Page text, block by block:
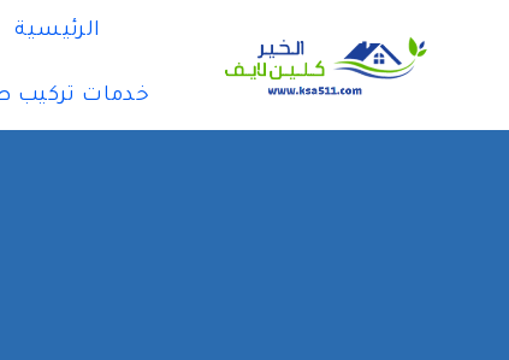
الرئيسية
خدمات تركيب